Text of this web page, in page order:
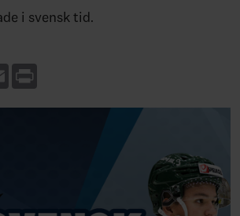
i svensk tid.
Email